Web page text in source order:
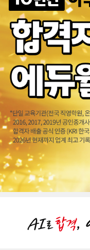
경비지도사를 잡아본다
감사합니다
경비지도사
어려운내용 이해하기쉽게
경비지도사열강하시는
에듀윌교수님열강에감사합
법학개론 감사합니다.
늘 감사하는 마음으로~!